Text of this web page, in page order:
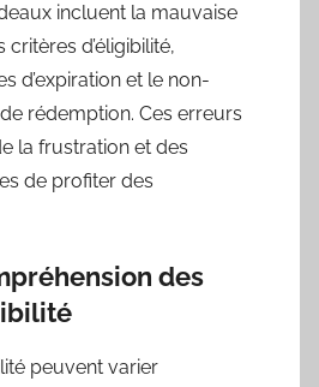
incluent la mauvaise
d’éligibilité,
d’expiration et le non-
rédemption. Ces erreurs
la frustration et des
de profiter des
des
peuvent varier